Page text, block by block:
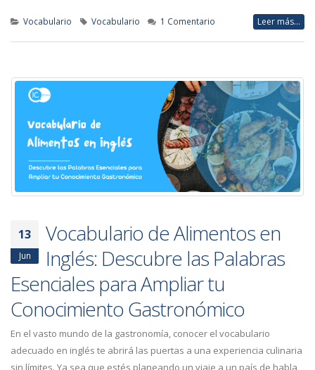
Vocabulario Vocabulario 1 Comentario Leer más...
13
Jun
Vocabulario de Alimentos en
Inglés: Descubre las Palabras
Esenciales para Ampliar tu
Conocimiento Gastronómico
En el vasto mundo de la gastronomía, conocer el vocabulario
adecuado en inglés te abrirá las puertas a una experiencia culinaria
sin límites. Ya sea que estés planeando un viaje a un país de habla